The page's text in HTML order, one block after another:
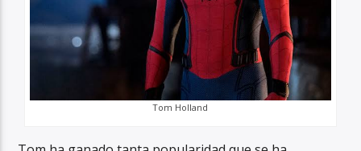
Tom Holland